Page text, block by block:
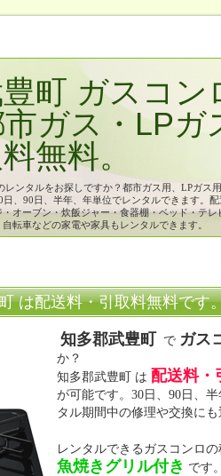
町 ガスコン
ガス・LPガ
無料。
ンタルをお探しですか？都市ガス用、LPガス用
、90日、半年、年単位でレンタルできます。
オーブン・炊飯ジャー・食器棚・ベッド・テレ
転車などの家電や家具もレンタルできます。
は配送料・引取料無料です
知多郡武豊町 で ガス
か？
知多郡武豊町 は 配送料・
が可能です。30日、90日、
タル期間中の修理や交換にも
レンタルできるガスコンロの
魚焼きグリル付き です。